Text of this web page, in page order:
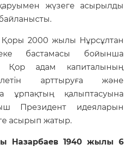
жүзеге асырылды
2000 жылы Нұрсұлтан
бастамасы бойынша
Қор адам капиталының
арттыруға және
ұрпақтың қалыптасуына
Президент идеяларын
асырып жатыр.
Назарбаев 1940 жылы 6